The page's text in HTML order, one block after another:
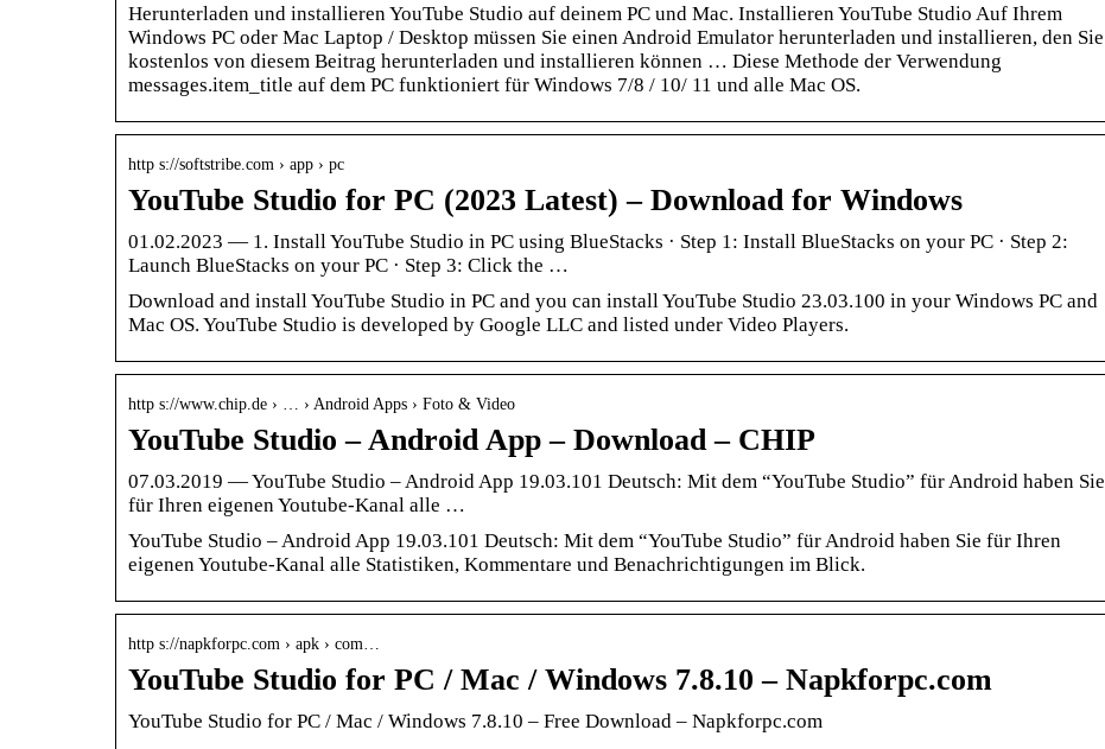
Herunterladen und installieren YouTube Studio auf deinem PC und Mac. Installieren YouTube Studio Auf Ihrem
Windows PC oder Mac Laptop / Desktop müssen Sie einen Android Emulator herunterladen und installieren, den Sie
kostenlos von diesem Beitrag herunterladen und installieren können … Diese Methode der Verwendung
messages.item_title auf dem PC funktioniert für Windows 7/8 / 10/ 11 und alle Mac OS.
http s://softstribe.com › app › pc
YouTube Studio for PC (2023 Latest) – Download for Windows
01.02.2023 — 1. Install YouTube Studio in PC using BlueStacks · Step 1: Install BlueStacks on your PC · Step 2:
Launch BlueStacks on your PC · Step 3: Click the …
Download and install YouTube Studio in PC and you can install YouTube Studio 23.03.100 in your Windows PC and
Mac OS. YouTube Studio is developed by Google LLC and listed under Video Players.
http s://www.chip.de › … › Android Apps › Foto & Video
YouTube Studio – Android App – Download – CHIP
07.03.2019 — YouTube Studio – Android App 19.03.101 Deutsch: Mit dem “YouTube Studio” für Android haben Sie
für Ihren eigenen Youtube-Kanal alle …
YouTube Studio – Android App 19.03.101 Deutsch: Mit dem “YouTube Studio” für Android haben Sie für Ihren
eigenen Youtube-Kanal alle Statistiken, Kommentare und Benachrichtigungen im Blick.
http s://napkforpc.com › apk › com…
YouTube Studio for PC / Mac / Windows 7.8.10 – Napkforpc.com
YouTube Studio for PC / Mac / Windows 7.8.10 – Free Download – Napkforpc.com